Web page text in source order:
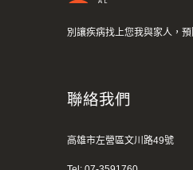
AL
別讓疾病找上您我與家人，
聯絡我們
高雄市左營區文川路49號